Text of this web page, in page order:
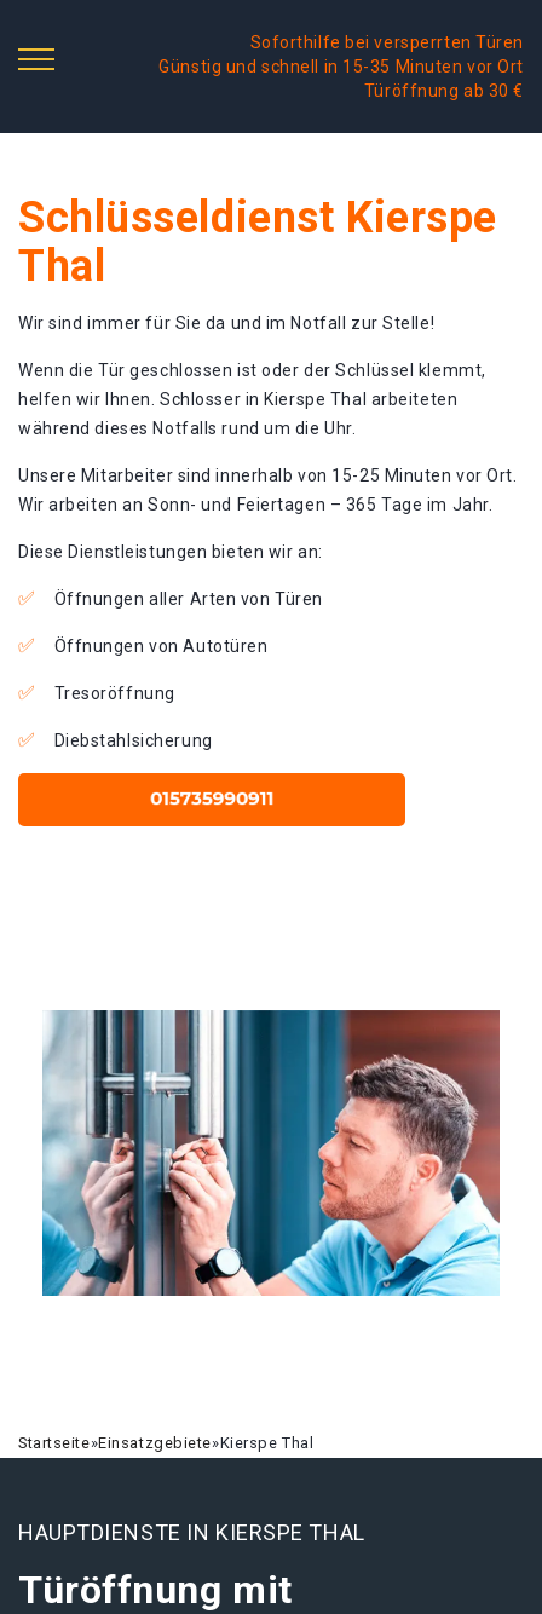
Soforthilfe bei versperrten Türen
Günstig und schnell in 15-35 Minuten vor Ort
Türöffnung ab 30 €
Schlüsseldienst Kierspe
Thal
Wir sind immer für Sie da und im Notfall zur Stelle!
Wenn die Tür geschlossen ist oder der Schlüssel klemmt,
helfen wir Ihnen. Schlosser in Kierspe Thal arbeiteten
während dieses Notfalls rund um die Uhr.
Unsere Mitarbeiter sind innerhalb von 15-25 Minuten vor Ort.
Wir arbeiten an Sonn- und Feiertagen – 365 Tage im Jahr.
Diese Dienstleistungen bieten wir an:
Öffnungen aller Arten von Türen
Öffnungen von Autotüren
Tresoröffnung
Diebstahlsicherung
Startseite»Einsatzgebiete»Kierspe Thal
HAUPTDIENSTE IN KIERSPE THAL
Türöffnung mit